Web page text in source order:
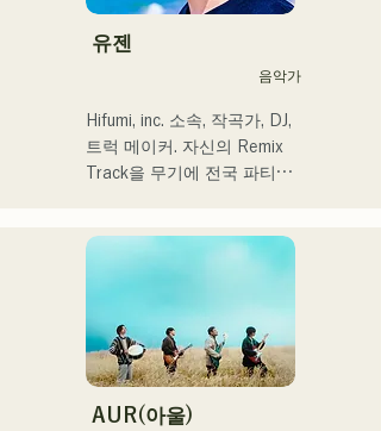
2024년 12월 24일에 다이마
루 파사주 광장에서 열리는
자선 뮤직슨에 출연 예정
캡처해 신선한 사운드를 추
구하고 있다. 달콤한 목소리
세련된 스타일에 주목해 주
셨으면 한다.
유젠
음악가
Hifumi, inc. 소속, 작곡가, DJ,
트럭 메이커. 자신의 Remix
Track을 무기에 전국 파티에
가되고 있다.
「Porter Robinson JAPAN
tour」 「VIRTUAFREAK@
신키바 AGEHA」 등 다수 출
연
AUR(아울)